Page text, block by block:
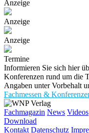
Anzeige
Anzeige
Anzeige
Termine
Informieren Sie sich hier
Konferenzen rund um die
Angaben unter Vorbehalt
Fachmessen &
Fachmagazin News Videos
Download
Kontakt Datenschutz